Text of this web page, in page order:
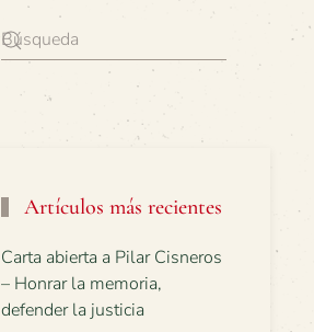
Artículos más recientes
Carta abierta a Pilar Cisneros
– Honrar la memoria,
defender la justicia